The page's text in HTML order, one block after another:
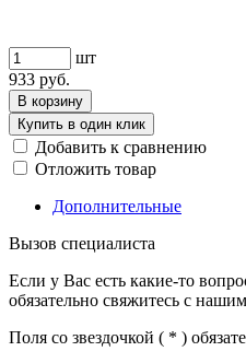
шт
933 руб.
В корзину
Купить в один клик
Добавить к сравнению
Отложить товар
Дополнительные
Вызов специалиста
Если у Вас есть какие-то
обязательно свяжитесь с
Поля со звездочкой ( * )